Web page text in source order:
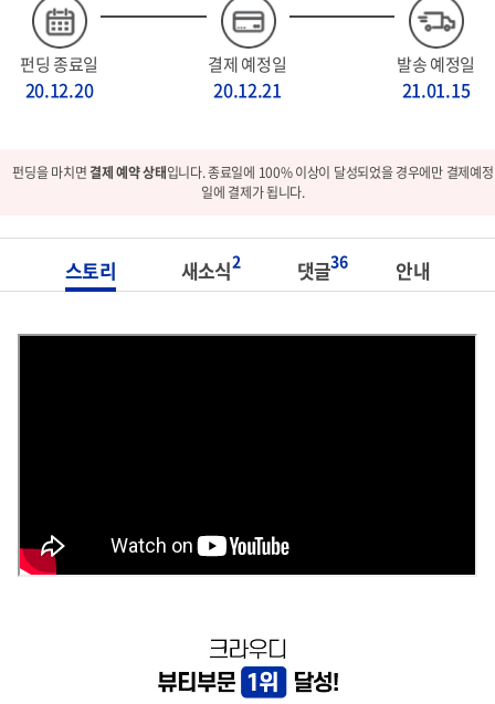
펀딩 종료일
20.12.20
결제 예정일
20.12.21
발송 예정일
21.01.15
펀딩을 마치면결제 예약 상태입니다. 종료일에 100% 이상이 달성되었을 경우에만 결제예정
일에 결제가 됩니다.
스토리 새소식2 댓글36 안내